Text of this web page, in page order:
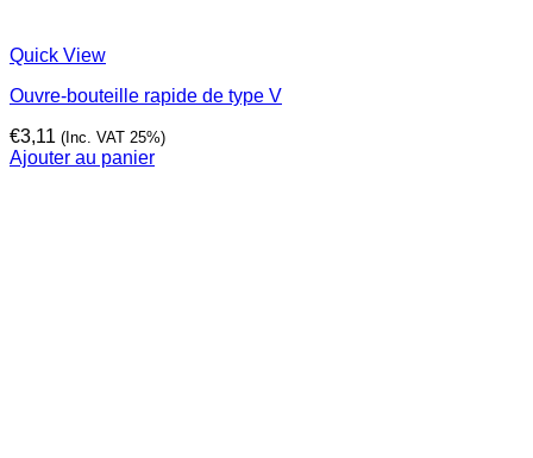
Quick View
Ouvre-bouteille rapide de type V
€3,11 (Inc. VAT 25%)
Ajouter au panier